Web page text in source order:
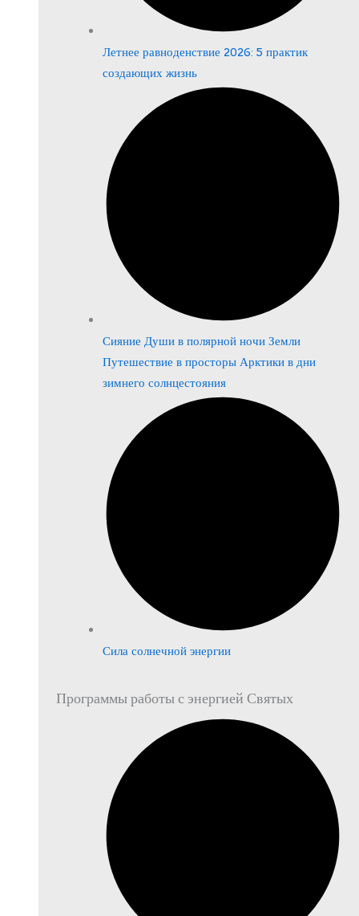
Летнее равноденствие 2026: 5 практик
создающих жизнь
Сияние Души в полярной ночи Земли
Путешествие в просторы Арктики в дни
зимнего солнцестояния
Сила солнечной энергии
Программы работы с энергией Святых